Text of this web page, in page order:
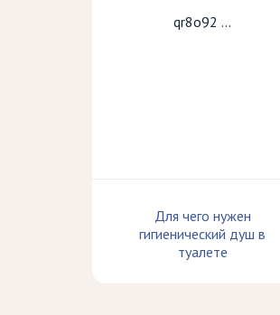
qr8o92 ...
Для чего нужен
гигиенический душ в
туалете